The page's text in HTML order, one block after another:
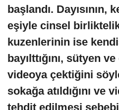
başlandı. Dayısının,
eşiyle cinsel birliktelik
kuzenlerinin ise
bayılttığını, sütyen
videoya çektiğini
sokağa atıldığını ve
tehdit edilmesi